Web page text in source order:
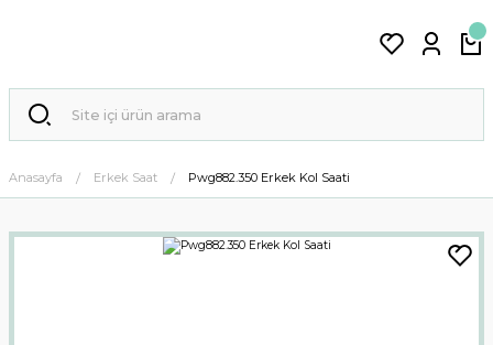
Anasayfa Erkek Saat Pwg882.350 Erkek Kol Saati